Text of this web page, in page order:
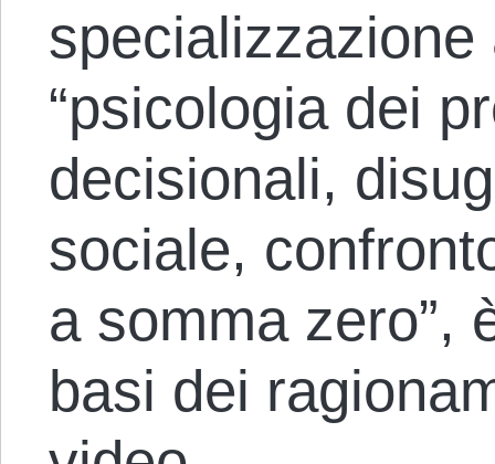
“psicologia dei
decisionali,
sociale,
a somma zero”,
basi dei